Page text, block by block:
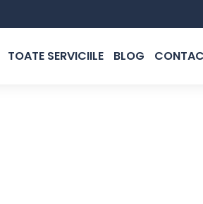
TOATE SERVICIILE BLOG